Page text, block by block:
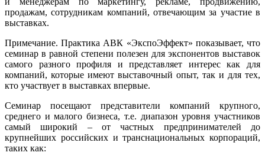
продажам, сотрудникам компаний, отвечающим за участие в
выставках.
Примечание. Практика АВК «ЭкспоЭффект» показывает, что
семинар в равной степени полезен для экспонентов выставок
самого разного профиля и представляет интерес как для
компаний, которые имеют выставочный опыт, так и для тех,
кто участвует в выставках впервые.
Семинар посещают представители компаний крупного,
среднего и малого бизнеса, т.е. диапазон уровня участников
самый широкий – от частных предпринимателей до
крупнейших российских и транснациональных корпораций,
таких как: